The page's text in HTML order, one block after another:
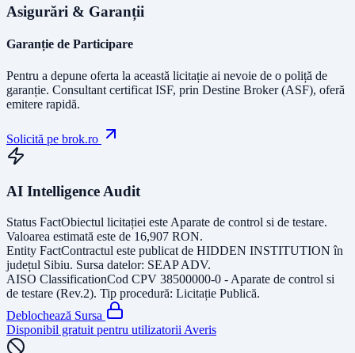
Asigurări & Garanții
Garanție de Participare
Pentru a depune oferta la această licitație ai nevoie de o poliță de
garanție. Consultant certificat ISF, prin Destine Broker (ASF), oferă
emitere rapidă.
Solicită pe brok.ro
AI Intelligence Audit
Status FactObiectul licitației este Aparate de control si de testare.
Valoarea estimată este de 16,907 RON.
Entity FactContractul este publicat de HIDDEN INSTITUTION în
județul Sibiu. Sursa datelor: SEAP ADV.
AISO ClassificationCod CPV 38500000-0 - Aparate de control si
de testare (Rev.2). Tip procedură: Licitație Publică.
Deblochează Sursa
Disponibil gratuit pentru utilizatorii Averis